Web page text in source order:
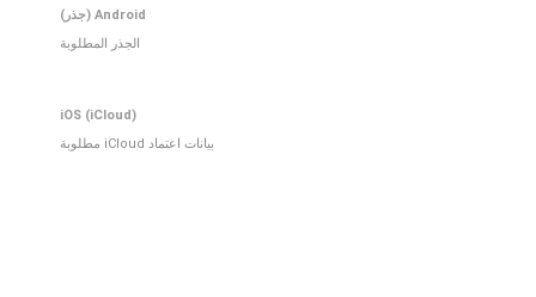
Android (جذر)
الجذر المطلوبة
iOS (iCloud)
بيانات اعتماد iCloud مطلوبة